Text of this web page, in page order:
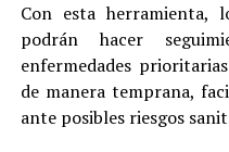
Con esta herramienta,
podrán hacer
enfermedades
de manera temprana,
ante posibles riesgos